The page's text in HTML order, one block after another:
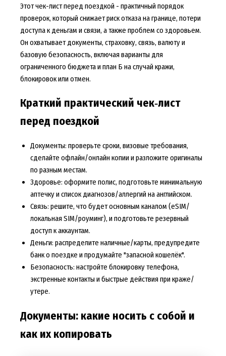
Этот чек-лист перед поездкой - практичный порядок
проверок, который снижает риск отказа на границе, потери
доступа к деньгам и связи, а также проблем со здоровьем.
Он охватывает документы, страховку, связь, валюту и
базовую безопасность, включая варианты для
ограниченного бюджета и план Б на случай кражи,
блокировок или отмен.
Краткий практический чек‑лист
перед поездкой
Документы: проверьте сроки, визовые требования,
сделайте офлайн/онлайн копии и разложите оригиналы
по разным местам.
Здоровье: оформите полис, подготовьте минимальную
аптечку и список диагнозов/аллергий на английском.
Связь: решите, что будет основным каналом (eSIM/
локальная SIM/роуминг), и подготовьте резервный
доступ к аккаунтам.
Деньги: распределите наличные/карты, предупредите
банк о поездке и продумайте "запасной кошелёк".
Безопасность: настройте блокировку телефона,
экстренные контакты и быстрые действия при краже/
утере.
Документы: какие носить с собой и
как их копировать